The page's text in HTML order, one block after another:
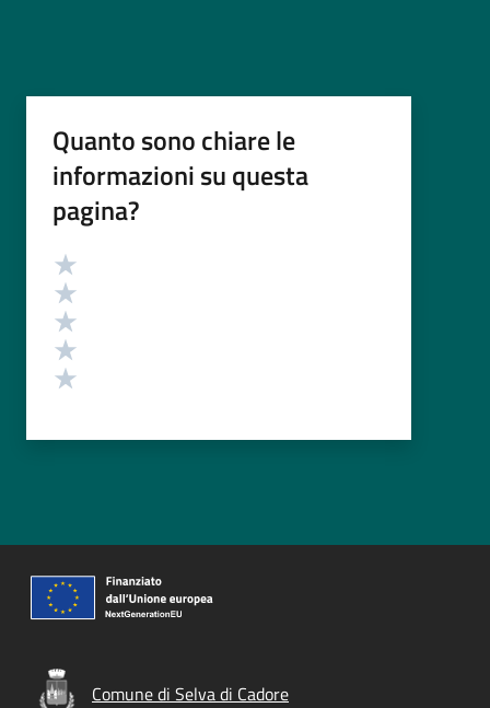
Quanto sono chiare le
informazioni su questa
pagina?
Valutazione
Comune di Selva di Cadore